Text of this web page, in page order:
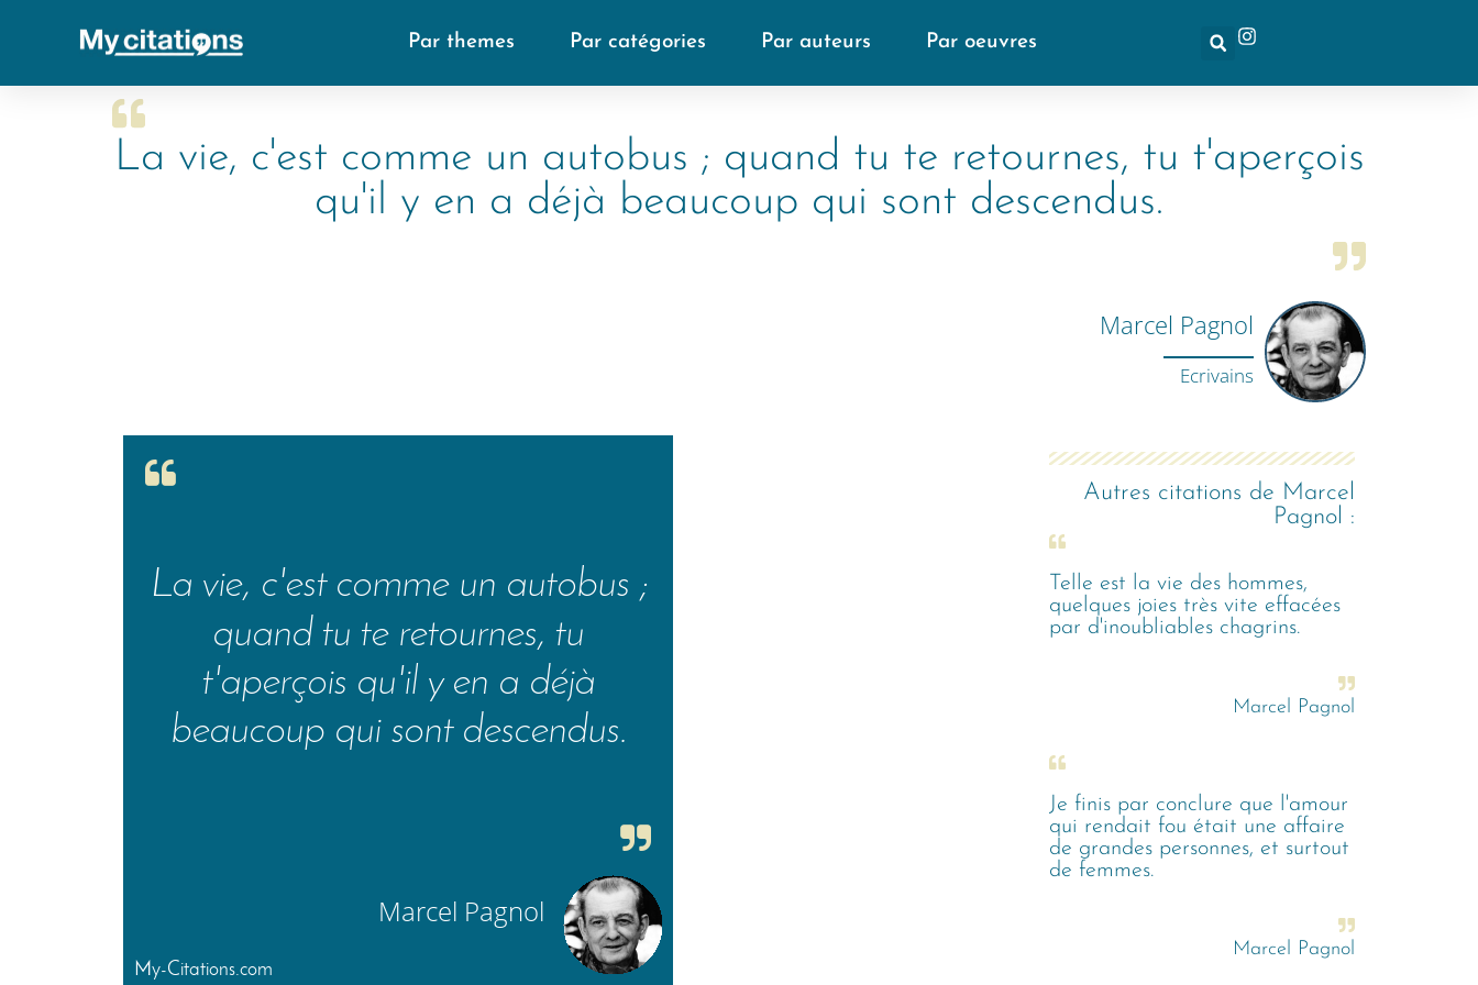
Par themes Par catégories Par auteurs Par oeuvres
La vie, c'est comme un autobus ; quand tu te retournes, tu t'aperçois
qu'il y en a déjà beaucoup qui sont descendus.
Marcel Pagnol
Ecrivains
Autres citations de Marcel
Pagnol :
Telle est la vie des hommes,
quelques joies très vite effacées
par d'inoubliables chagrins.
Marcel Pagnol
Je finis par conclure que l'amour
qui rendait fou était une affaire
de grandes personnes, et surtout
de femmes.
Marcel Pagnol